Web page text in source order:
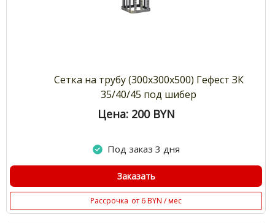
Сетка на трубу (300х300х500) Гефест ЗК
35/40/45 под шибер
Цена: 200 BYN
Под заказ 3 дня
Заказать
Рассрочка от 6 BYN / мес